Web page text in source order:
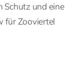
Schutz und eine
für Zooviertel